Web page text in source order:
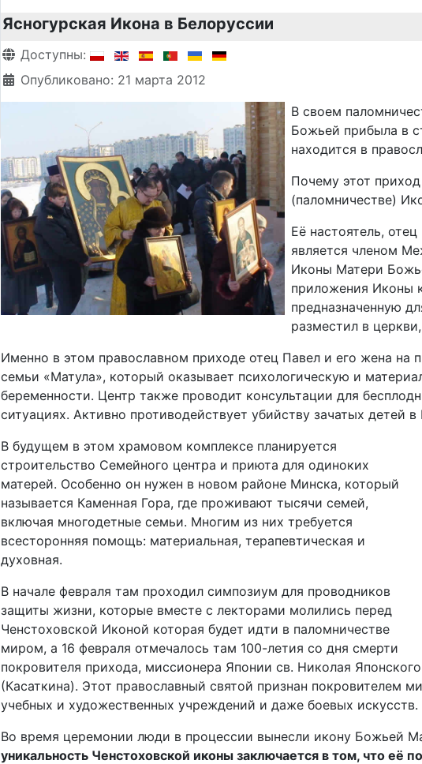
Ясногурская Икона в Белоруссии
Информация о материале
Доступны:
Опубликовано: 21 марта 2012
В своем
Божьей прибыла в
находится в
Почему этот
(паломничестве)
Её настоятель,
является членом
Иконы Матери
приложения Иконы
предназначенную
разместил в
Именно в этом православном приходе отец Павел и его жена на
семьи «Матула», который оказывает психологическую и
беременности. Центр также проводит консультации для
ситуациях. Активно противодействует убийству зачатых детей в
В будущем в этом храмовом комплексе планируется
строительство Семейного центра и приюта для одиноких
матерей. Особенно он нужен в новом районе Минска, который
называется Каменная Гора, где проживают тысячи семей,
включая многодетные семьи. Многим из них требуется
всесторонняя помощь: материальная, терапевтическая и
духовная.
В начале февраля там проходил симпозиум для проводников
защиты жизни, которые вместе с лекторами молились перед
Ченстоховской Иконой которая будет идти в паломничестве
миром, а 16 февраля отмечалось там 100-летия со дня смерти
покровителя прихода, миссионера Японии св. Николая Японского
(Касаткина). Этот православный святой признан покровителем
учебных и художественных учреждений и даже боевых искусств.
Во время церемонии люди в процессии вынесли икону Божьей
уникальность Ченстоховской иконы заключается в том, что её